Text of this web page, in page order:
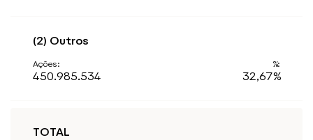
(2) Outros
450.985.534 32,67%
TOTAL